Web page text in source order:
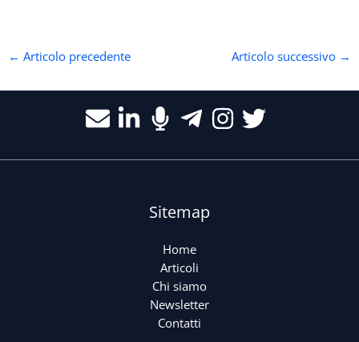
← Articolo precedente Articolo successivo →
Sitemap
Home
Articoli
Chi siamo
Newsletter
Contatti